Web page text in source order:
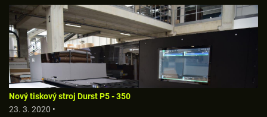
Nový tiskový stroj Durst P5 - 350
23. 3. 2020 •